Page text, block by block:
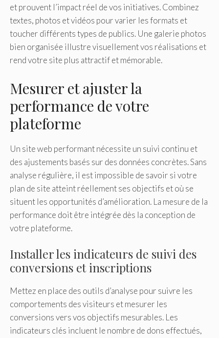
et prouvent l’impact réel de vos initiatives. Combinez
textes, photos et vidéos pour varier les formats et
toucher différents types de publics. Une galerie photos
bien organisée illustre visuellement vos réalisations et
rend votre site plus attractif et mémorable.
Mesurer et ajuster la
performance de votre
plateforme
Un site web performant nécessite un suivi continu et
des ajustements basés sur des données concrètes. Sans
analyse régulière, il est impossible de savoir si votre
plan de site atteint réellement ses objectifs et où se
situent les opportunités d’amélioration. La mesure de la
performance doit être intégrée dès la conception de
votre plateforme.
Installer les indicateurs de suivi des
conversions et inscriptions
Mettez en place des outils d’analyse pour suivre les
comportements des visiteurs et mesurer les
conversions vers vos objectifs mesurables. Les
indicateurs clés incluent le nombre de dons effectués,